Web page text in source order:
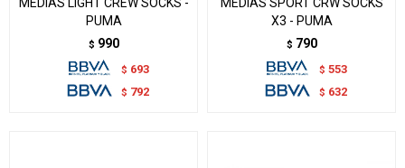
PUMA
$ 990
$ 693
$ 792
X3 - PUMA
$ 790
$ 553
$ 632